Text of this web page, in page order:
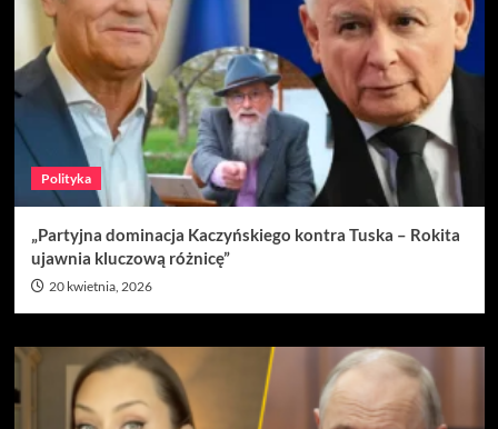
Polityka
„Partyjna dominacja Kaczyńskiego kontra Tuska – Rokita
ujawnia kluczową różnicę”
20 kwietnia, 2026